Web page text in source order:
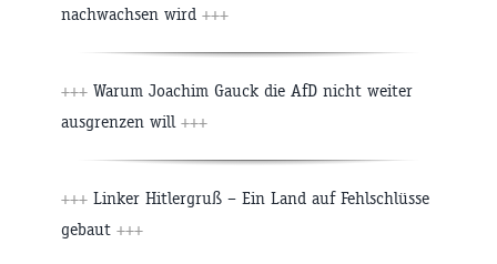
nachwachsen wird +++
+++ Warum Joachim Gauck die AfD nicht weiter
ausgrenzen will +++
+++ Linker Hitlergruß – Ein Land auf Fehlschlüsse
gebaut +++